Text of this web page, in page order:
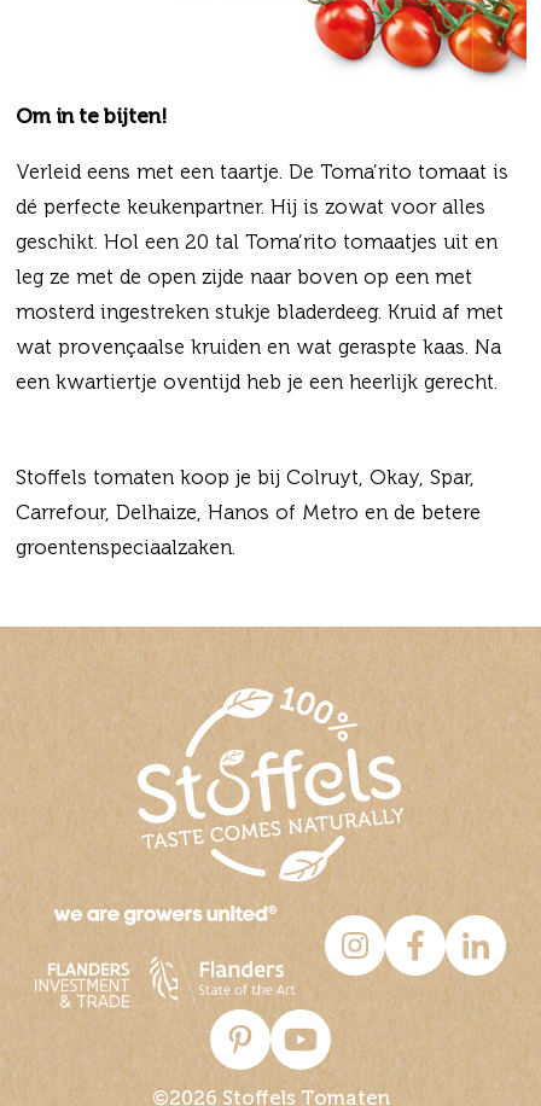
Om in te bijten!
Verleid eens met een taartje. De Toma’rito tomaat is
dé perfecte keukenpartner. Hij is zowat voor alles
geschikt. Hol een 20 tal Toma’rito tomaatjes uit en
leg ze met de open zijde naar boven op een met
mosterd ingestreken stukje bladerdeeg. Kruid af met
wat provençaalse kruiden en wat geraspte kaas. Na
een kwartiertje oventijd heb je een heerlijk gerecht.
Stoffels tomaten koop je bij Colruyt, Okay, Spar,
Carrefour, Delhaize, Hanos of Metro en de betere
groentenspeciaalzaken.
©2026 Stoffels Tomaten